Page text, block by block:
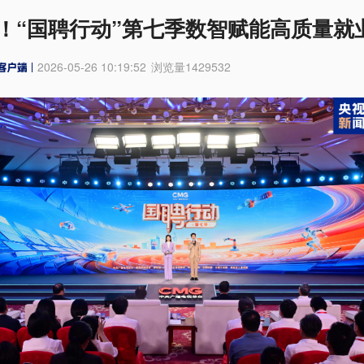
“国聘行动”第七季数智赋能高质量就
2026-05-26 10:19:52 浏览量1429532